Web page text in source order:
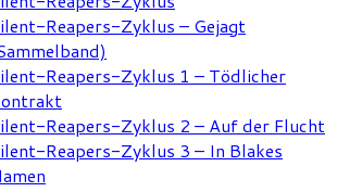
Reapers-Zyklus – Gejagt
Reapers-Zyklus 1 – Tödlicher
Reapers-Zyklus 2 – Auf der Flucht
Reapers-Zyklus 3 – In Blakes